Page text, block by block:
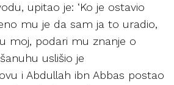
upitao je: ‘Ko je ostavio
mu je da sam ja to uradio,
moj, podari mu znanje o
uslišio je
i Abdullah ibn Abbas postao